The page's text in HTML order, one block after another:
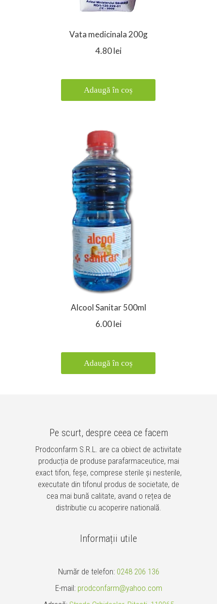
Alcool Sanitar 500ml
6.00 lei
Vata medicinala 200g
4.80 lei
Adaugă în coș
Adaugă în coș
Pe scurt, despre ceea ce facem
Prodconfarm S.R.L. are ca obiect de activitate
producția de produse parafarmaceutice, mai
exact tifon, feșe, comprese sterile și nesterile,
executate din tifonul produs de societate, de
cea mai bună calitate, avand o rețea de
distributie cu acoperire natională.
Informații utile
Număr de telefon: 0248 206 136
E-mail: prodconfarm@yahoo.com